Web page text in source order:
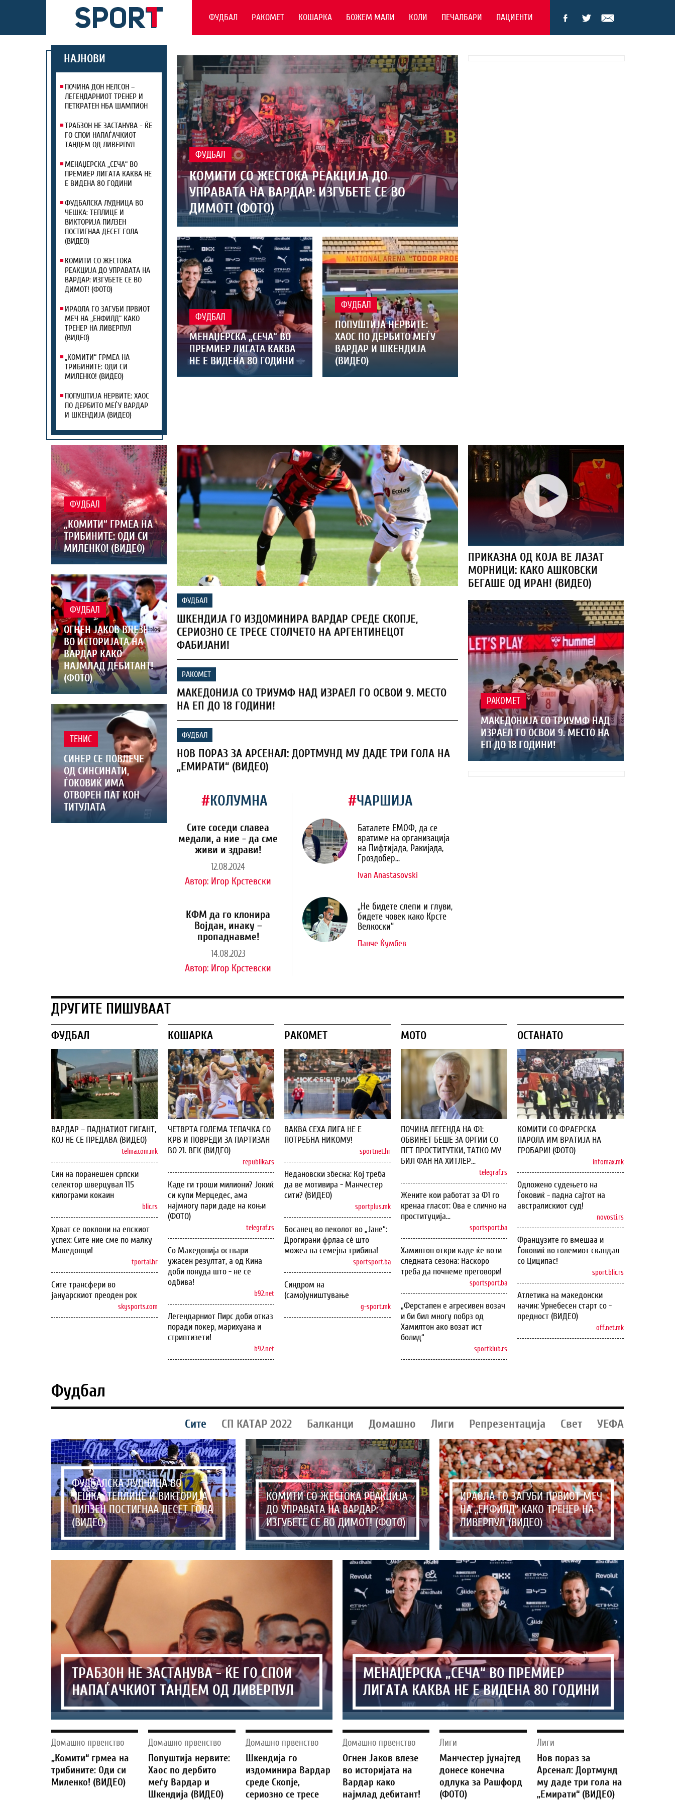
ФУДБАЛ РАКОМЕТ КОШАРКА БОЖЕМ МАЛИ КОЛИ ПЕЧАЛБАРИ ПАЦИЕНТИ
НАЈНОВИ
ПОЧИНА ДОН НЕЛСОН –
ЛЕГЕНДАРНИОТ ТРЕНЕР И
ПЕТКРАТЕН НБА ШАМПИОН
ТРАБЗОН НЕ ЗАСТАНУВА - ЌЕ
ГО СПОИ НАПАЃАЧКИОТ
ТАНДЕМ ОД ЛИВЕРПУЛ
МЕНАЏЕРСКА „СЕЧА“ ВО
ПРЕМИЕР ЛИГАТА КАКВА НЕ
Е ВИДЕНА 80 ГОДИНИ
ФУДБАЛСКА ЛУДНИЦА ВО
ЧЕШКА: ТЕПЛИЦЕ И
ВИКТОРИЈА ПИЛЗЕН
ПОСТИГНАА ДЕСЕТ ГОЛА
(ВИДЕО)
КОМИТИ СО ЖЕСТОКА
РЕАКЦИЈА ДО УПРАВАТА НА
ВАРДАР: ИЗГУБЕТЕ СЕ ВО
ДИМОТ! (ФОТО)
ИРАОЛА ГО ЗАГУБИ ПРВИОТ
МЕЧ НА „ЕНФИЛД“ КАКО
ТРЕНЕР НА ЛИВЕРПУЛ
(ВИДЕО)
„КОМИТИ“ ГРМЕА НА
ТРИБИНИТЕ: ОДИ СИ
МИЛЕНКО! (ВИДЕО)
ПОПУШТИЈА НЕРВИТЕ: ХАОС
ПО ДЕРБИТО МЕЃУ ВАРДАР
И ШКЕНДИЈА (ВИДЕО)
ФУДБАЛ
КОМИТИ СО ЖЕСТОКА РЕАКЦИЈА ДО
УПРАВАТА НА ВАРДАР: ИЗГУБЕТЕ СЕ ВО
ДИМОТ! (ФОТО)
ФУДБАЛ
МЕНАЏЕРСКА „СЕЧА“ ВО
ПРЕМИЕР ЛИГАТА КАКВА
НЕ Е ВИДЕНА 80 ГОДИНИ
ФУДБАЛ
ПОПУШТИЈА НЕРВИТЕ:
ХАОС ПО ДЕРБИТО МЕЃУ
ВАРДАР И ШКЕНДИЈА
(ВИДЕО)
ФУДБАЛ
„КОМИТИ“ ГРМЕА НА
ТРИБИНИТЕ: ОДИ СИ
МИЛЕНКО! (ВИДЕО)
ФУДБАЛ
ОГНЕН ЈАКОВ ВЛЕЗЕ
ВО ИСТОРИЈАТА НА
ВАРДАР КАКО
НАЈМЛАД ДЕБИТАНТ!
(ФОТО)
ТЕНИС
СИНЕР СЕ ПОВЛЕЧЕ
ОД СИНСИНАТИ,
ЃОКОВИЌ ИМА
ОТВОРЕН ПАТ КОН
ТИТУЛАТА
ФУДБАЛ
ШКЕНДИЈА ГО ИЗДОМИНИРА ВАРДАР СРЕДЕ СКОПЈЕ,
СЕРИОЗНО СЕ ТРЕСЕ СТОЛЧЕТО НА АРГЕНТИНЕЦОТ
ФАБИЈАНИ!
РАКОМЕТ
МАКЕДОНИЈА СО ТРИУМФ НАД ИЗРАЕЛ ГО ОСВОИ 9. МЕСТО
НА ЕП ДО 18 ГОДИНИ!
ФУДБАЛ
НОВ ПОРАЗ ЗА АРСЕНАЛ: ДОРТМУНД МУ ДАДЕ ТРИ ГОЛА НА
„ЕМИРАТИ“ (ВИДЕО)
#КОЛУМНА
Сите соседи славеа
медали, а ние - да сме
живи и здрави!
12.08.2024
Автор: Игор Крстевски
КФМ да го клонира
Војдан, инаку –
пропаднавме!
14.08.2023
Автор: Игор Крстевски
#ЧАРШИЈА
Баталете ЕМОФ, да се
вратиме на организација
на Пифтијада, Ракијада,
Гроздобер...
Ivan Anastasovski
„Не бидете слепи и глуви,
бидете човек како Крсте
Велкоски“
Панче Ќумбев
ПРИКАЗНА ОД КОЈА ВЕ ЛАЗАТ
МОРНИЦИ: КАКО АШКОВСКИ
БЕГАШЕ ОД ИРАН! (ВИДЕО)
РАКОМЕТ
МАКЕДОНИЈА СО ТРИУМФ НАД
ИЗРАЕЛ ГО ОСВОИ 9. МЕСТО НА
ЕП ДО 18 ГОДИНИ!
ДРУГИТЕ ПИШУВААТ
ФУДБАЛ
ВАРДАР – ПАДНАТИОТ ГИГАНТ,
КОЈ НЕ СЕ ПРЕДАВА (ВИДЕО)
telma.com.mk
Син на поранешен српски
селектор шверцувал 115
килограми кокаин
blic.rs
Хрват се поклони на епскиот
успех: Сите ние сме по малку
Македонци!
tportal.hr
Сите трансфери во
јануарскиот преоден рок
skysports.com
КОШАРКА
ЧЕТВРТА ГОЛЕМА ТЕПАЧКА СО
КРВ И ПОВРЕДИ ЗА ПАРТИЗАН
ВО 21. ВЕК (ВИДЕО)
republika.rs
Каде ги троши милиони? Јокиќ
си купи Мерцедес, ама
најмногу пари даде на коњи
(ФОТО)
telegraf.rs
Со Македонија оствари
ужасен резултат, а од Кина
доби понуда што - не се
одбива!
b92.net
Легендарниот Пирс доби отказ
поради покер, марихуана и
стриптизети!
b92.net
РАКОМЕТ
ВАКВА СЕХА ЛИГА НЕ Е
ПОТРЕБНА НИКОМУ!
sportnet.hr
Недановски збесна: Кој треба
да ве мотивира - Манчестер
сити? (ВИДЕО)
sportplus.mk
Босанец во пеколот во „Јане“:
Дрогирани фрлаа сѐ што
можеа на семејна трибина!
sportsport.ba
Синдром на
(само)уништување
g-sport.mk
МОТО
ПОЧИНА ЛЕГЕНДА НА Ф1:
ОБВИНЕТ БЕШЕ ЗА ОРГИИ СО
ПЕТ ПРОСТИТУТКИ, ТАТКО МУ
БИЛ ФАН НА ХИТЛЕР...
telegraf.rs
Жените кои работат за Ф1 го
кренаа гласот: Ова е слично на
проституција...
sportsport.ba
Хамилтон откри каде ќе вози
следната сезона: Наскоро
треба да почнеме преговори!
sportsport.ba
„Ферстапен е агресивен возач
и би бил многу побрз од
Хамилтон ако возат ист
болид“
sportklub.rs
ОСТАНАТО
КОМИТИ СО ФРАЕРСКА
ПАРОЛА ИМ ВРАТИЈА НА
ГРОБАРИ! (ФОТО)
infomax.mk
Одложено судењето на
Ѓоковиќ - падна сајтот на
австралискиот суд!
novosti.rs
Французите го вмешаа и
Ѓоковиќ во големиот скандал
со Циципас!
sport.blic.rs
Атлетика на македонски
начин: Урнебесен старт со -
предност (ВИДЕО)
off.net.mk
Фудбал
Сите СП КАТАР 2022 Балканци Домашно Лиги Репрезентација Свет УЕФА
ФУДБАЛСКА ЛУДНИЦА ВО
ЧЕШКА: ТЕПЛИЦЕ И ВИКТОРИЈА
ПИЛЗЕН ПОСТИГНАА ДЕСЕТ ГОЛА
(ВИДЕО)
КОМИТИ СО ЖЕСТОКА РЕАКЦИЈА
ДО УПРАВАТА НА ВАРДАР:
ИЗГУБЕТЕ СЕ ВО ДИМОТ! (ФОТО)
ИРАОЛА ГО ЗАГУБИ ПРВИОТ МЕЧ
НА „ЕНФИЛД“ КАКО ТРЕНЕР НА
ЛИВЕРПУЛ (ВИДЕО)
ТРАБЗОН НЕ ЗАСТАНУВА - ЌЕ ГО СПОИ
НАПАЃАЧКИОТ ТАНДЕМ ОД ЛИВЕРПУЛ
МЕНАЏЕРСКА „СЕЧА“ ВО ПРЕМИЕР
ЛИГАТА КАКВА НЕ Е ВИДЕНА 80 ГОДИНИ
Домашно првенство
„Комити“ грмеа на
трибините: Оди си
Миленко! (ВИДЕО)
Домашно првенство
Попуштија нервите:
Хаос по дербито
меѓу Вардар и
Шкендија (ВИДЕО)
Домашно првенство
Шкендија го
издоминира Вардар
среде Скопје,
сериозно се тресе
Домашно првенство
Огнен Јаков влезе
во историјата на
Вардар како
најмлад дебитант!
Лиги
Манчестер јунајтед
донесе конечна
одлука за Рашфорд
(ФОТО)
Лиги
Нов пораз за
Арсенал: Дортмунд
му даде три гола на
„Емирати“ (ВИДЕО)